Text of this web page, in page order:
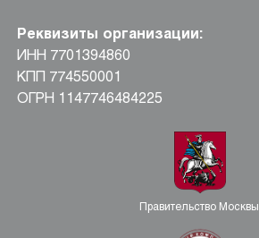
Реквизиты организации:
ИНН 7701394860
КПП 774550001
ОГРН 1147746484225
Правительство Москвы